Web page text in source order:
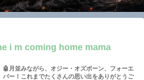
i m coming home mama
🤖月並みながら、オジー・オズボーン、フォーエ
バー！これまでたくさんの思い出をありがとうご